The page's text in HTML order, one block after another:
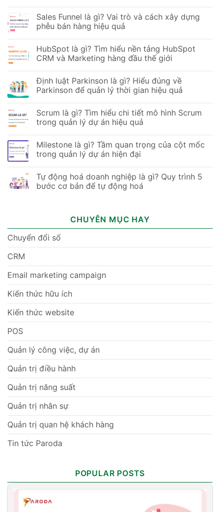
Sales Funnel là gì? Vai trò và cách xây dựng
phễu bán hàng hiệu quả
HubSpot là gì? Tìm hiểu nền tảng HubSpot
CRM và Marketing hàng đầu thế giới
Định luật Parkinson là gì? Hiểu đúng về
Parkinson để quản lý thời gian hiệu quả
Scrum là gì? Tìm hiểu chi tiết mô hình Scrum
trong quản lý dự án hiệu quả
Milestone là gì? Tầm quan trọng của cột mốc
trong quản lý dự án hiện đại
Tự động hoá doanh nghiệp là gì? Quy trình 5
bước cơ bản để tự động hoá
CHUYÊN MỤC HAY
Chuyển đổi số
CRM
Email marketing campaign
Kiến thức hữu ích
Kiến thức website
POS
Quản lý công việc, dự án
Quản trị điều hành
Quản trị năng suất
Quản trị nhân sự
Quản trị quan hệ khách hàng
Tin tức Paroda
POPULAR POSTS